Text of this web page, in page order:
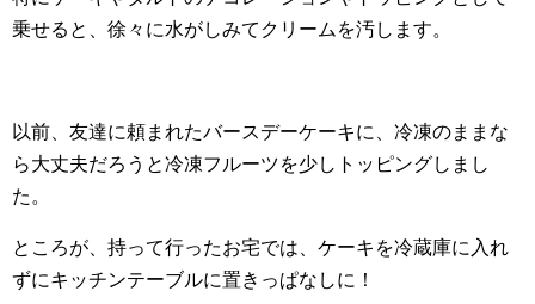
乗せると、徐々に水がしみてクリームを汚します。
以前、友達に頼まれたバースデーケーキに、冷凍のままな
ら大丈夫だろうと冷凍フルーツを少しトッピングしまし
た。
ところが、持って行ったお宅では、ケーキを冷蔵庫に入れ
ずにキッチンテーブルに置きっぱなしに！